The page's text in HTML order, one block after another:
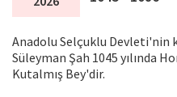
Anadolu Selçuklu Devleti'nin
Süleyman Şah 1045 yılında
Kutalmış Bey'dir.